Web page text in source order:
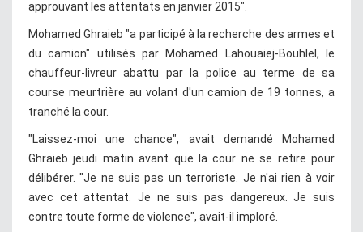
approuvant les attentats en janvier 2015".
Mohamed Ghraieb "a participé à la recherche des armes et
du camion" utilisés par Mohamed Lahouaiej-Bouhlel, le
chauffeur-livreur abattu par la police au terme de sa
course meurtrière au volant d'un camion de 19 tonnes, a
tranché la cour.
"Laissez-moi une chance", avait demandé Mohamed
Ghraieb jeudi matin avant que la cour ne se retire pour
délibérer. "Je ne suis pas un terroriste. Je n'ai rien à voir
avec cet attentat. Je ne suis pas dangereux. Je suis
contre toute forme de violence", avait-il imploré.